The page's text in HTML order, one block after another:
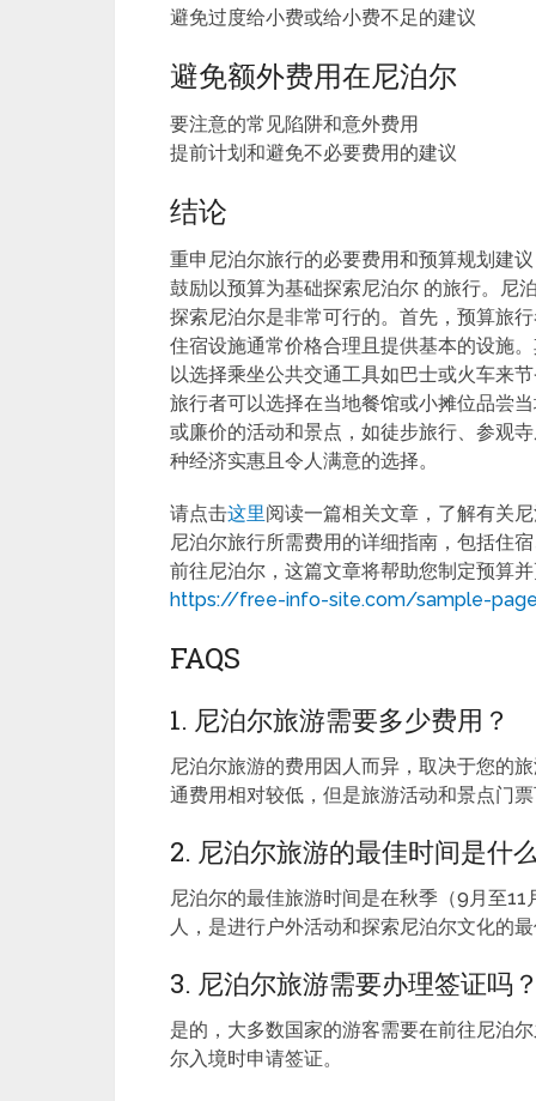
避免过度给小费或给小费不足的建议
避免额外费用在尼泊尔
要注意的常见陷阱和意外费用
提前计划和避免不必要费用的建议
结论
重申尼泊尔旅行的必要费用和预算规划建议
鼓励以预算为基础探索尼泊尔 的旅行。尼
探索尼泊尔是非常可行的。首先，预算旅
住宿设施通常价格合理且提供基本的设施
以选择乘坐公共交通工具如巴士或火车来
旅行者可以选择在当地餐馆或小摊位品尝
或廉价的活动和景点，如徒步旅行、参观
种经济实惠且令人满意的选择。
请点击这里阅读一篇相关文章，了解有关
尼泊尔旅行所需费用的详细指南，包括住
前往尼泊尔，这篇文章将帮助您制定预算
https://free-info-site.com/sample-
FAQS
1. 尼泊尔旅游需要多少费用？
尼泊尔旅游的费用因人而异，取决于您的
通费用相对较低，但是旅游活动和景点门
2. 尼泊尔旅游的最佳时间是什
尼泊尔的最佳旅游时间是在秋季（9月至
人，是进行户外活动和探索尼泊尔文化的
3. 尼泊尔旅游需要办理签证吗
是的，大多数国家的游客需要在前往尼泊
尔入境时申请签证。